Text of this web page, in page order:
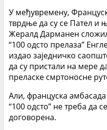
У међувремену,
тврдње да су се Пател и
Жералд Дарманен
“100 одсто прелаза”
издао заједничко
да су пристали на мере
преласке смртоносне
Али, француска
“100 одсто” не треба да
договорена.